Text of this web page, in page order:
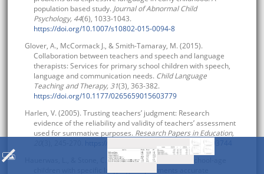
population based study. Journal of Abnormal Child
Psychology, 44(6), 1033-1043.
https://doi.org/10.1007/s10802-015-0094-8
Glover, A., McCormack J., & Smith-Tamaray, M. (2015).
Collaboration between teachers and speech and language
therapists: Services for primary school children with speech,
language and communication needs. Child Language
Teaching and Therapy, 31(3), 363-382.
https://doi.org/10.1177/0265659015603779
Harlen, V. (2005). Trusting teachers’ judgment: Research
evidence of the reliability and validity of teachers’ assessment
used for summative purposes. Research Papers in Education,
https://doi.org/10.1080/02671520500193744
Hauerwas, L., & Stone, C. A. (2000). Are parents of school-age